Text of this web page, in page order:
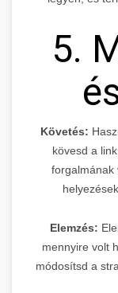
5.
Követés:
kövesd a
forgalmának
Elemzés:
mennyire volt
módosítsd a